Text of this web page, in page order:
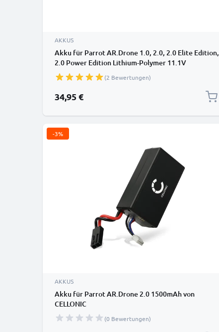
AKKUS
Akku für Parrot AR.Drone 1.0, 2.0, 2.0 Elite Edition,
2.0 Power Edition Lithium-Polymer 11.1V
(1500mAh, 11.1V) von subtel
(2 Bewertungen)
34,95 €
-3%
AKKUS
Akku für Parrot AR.Drone 2.0 1500mAh von
CELLONIC
(0 Bewertungen)